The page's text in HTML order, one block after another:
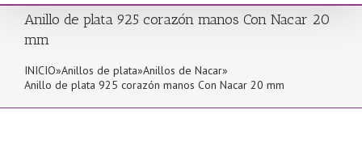
Anillo de plata 925 corazón manos Con Nacar 20
mm
INICIO»Anillos de plata»Anillos de Nacar»
Anillo de plata 925 corazón manos Con Nacar 20 mm